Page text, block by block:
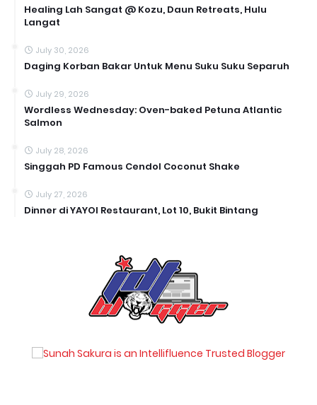
Healing Lah Sangat @ Kozu, Daun Retreats, Hulu
Langat
July 30, 2026
Daging Korban Bakar Untuk Menu Suku Suku Separuh
July 29, 2026
Wordless Wednesday: Oven-baked Petuna Atlantic
Salmon
July 28, 2026
Singgah PD Famous Cendol Coconut Shake
July 27, 2026
Dinner di YAYOI Restaurant, Lot 10, Bukit Bintang